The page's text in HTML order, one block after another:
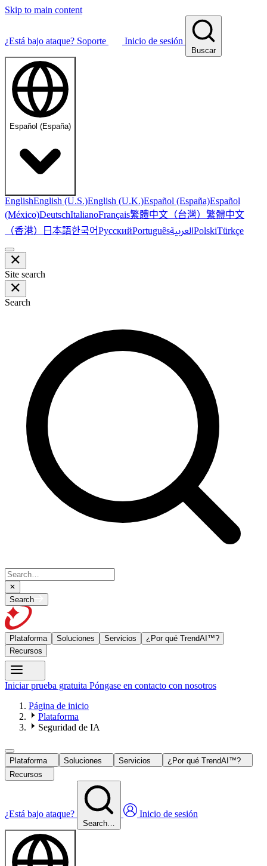
Skip to main content
¿Está bajo ataque? Soporte Inicio de sesión
Buscar
Español (España)
EnglishEnglish (U.S.)English (U.K.)Español (España)Español
(México)DeutschItalianoFrançais繁體中文（台灣） 繁體中文
（香港） 日本語한국어РусскийPortuguêsالعربيةPolskiTürkçe
Site search
Search
Search
Plataforma Soluciones Servicios
¿Por qué TrendAI™?
Recursos
Iniciar prueba gratuita Póngase en contacto con nosotros
Página de inicio
Plataforma
Seguridad de IA
Plataforma Soluciones Servicios
¿Por qué TrendAI™?
Recursos
¿Está bajo ataque?
Search…
Inicio de sesión